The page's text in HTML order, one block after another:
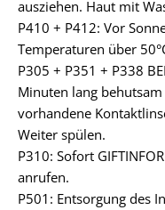
ausziehen. Haut mit
P410 + P412: Vor
Temperaturen über
P305 + P351 + P338
Minuten lang
vorhandene
Weiter spülen.
P310: Sofort
anrufen.
P501: Entsorgung des